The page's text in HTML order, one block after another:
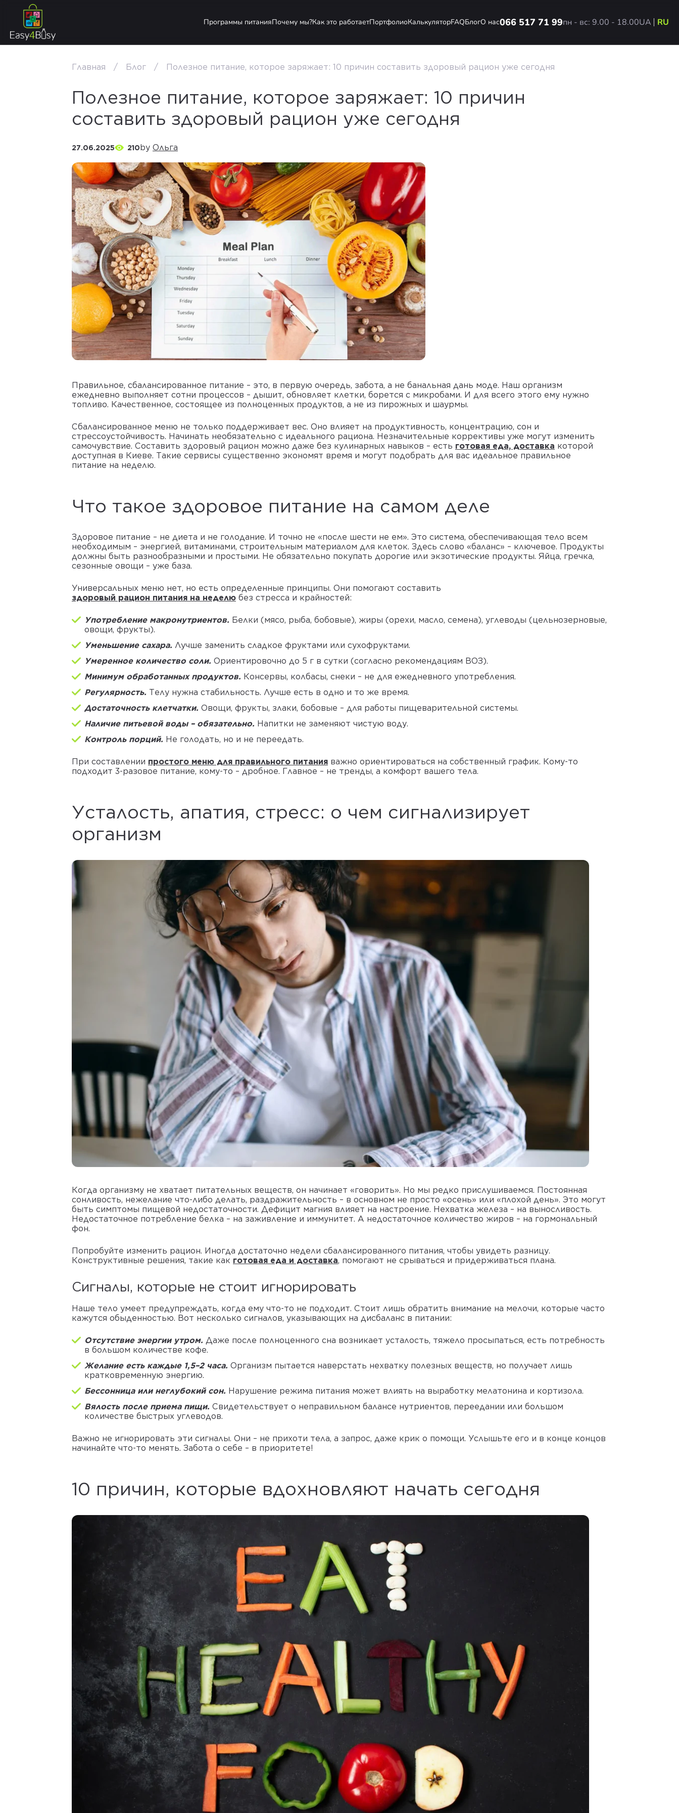
Программы питанияПочему мы?Как это работаетПортфолиоКалькуляторFAQБлогО нас066 517 71 99пн - вс: 9.00 - 18.00UA RU
Главная Блог Полезное питание, которое заряжает: 10 причин составить здоровый рацион уже сегодня
Полезное питание, которое заряжает: 10 причин
составить здоровый рацион уже сегодня
27.06.2025 210 by Ольга
Правильное, сбалансированное питание – это, в первую очередь, забота, а не банальная дань моде. Наш организм
ежедневно выполняет сотни процессов – дышит, обновляет клетки, борется с микробами. И для всего этого ему нужно
топливо. Качественное, состоящее из полноценных продуктов, а не из пирожных и шаурмы.
Сбалансированное меню не только поддерживает вес. Оно влияет на продуктивность, концентрацию, сон и
стрессоустойчивость. Начинать необязательно с идеального рациона. Незначительные коррективы уже могут изменить
самочувствие. Составить здоровый рацион можно даже без кулинарных навыков – есть готовая еда, доставка которой
доступная в Киеве. Такие сервисы существенно экономят время и могут подобрать для вас идеальное правильное
питание на неделю.
Что такое здоровое питание на самом деле
Здоровое питание – не диета и не голодание. И точно не «после шести не ем». Это система, обеспечивающая тело всем
необходимым – энергией, витаминами, строительным материалом для клеток. Здесь слово «баланс» – ключевое. Продукты
должны быть разнообразными и простыми. Не обязательно покупать дорогие или экзотические продукты. Яйца, гречка,
сезонные овощи – уже база.
Универсальных меню нет, но есть определенные принципы. Они помогают составить
здоровый рацион питания на неделю без стресса и крайностей:
Употребление макронутриентов. Белки (мясо, рыба, бобовые), жиры (орехи, масло, семена), углеводы (цельнозерновые,
овощи, фрукты).
Уменьшение сахара. Лучше заменить сладкое фруктами или сухофруктами.
Умеренное количество соли. Ориентировочно до 5 г в сутки (согласно рекомендациям ВОЗ).
Минимум обработанных продуктов. Консервы, колбасы, снеки – не для ежедневного употребления.
Регулярность. Телу нужна стабильность. Лучше есть в одно и то же время.
Достаточность клетчатки. Овощи, фрукты, злаки, бобовые – для работы пищеварительной системы.
Наличие питьевой воды – обязательно. Напитки не заменяют чистую воду.
Контроль порций. Не голодать, но и не переедать.
При составлении простого меню для правильного питания важно ориентироваться на собственный график. Кому-то
подходит 3-разовое питание, кому-то – дробное. Главное – не тренды, а комфорт вашего тела.
Усталость, апатия, стресс: о чем сигнализирует
организм
Когда организму не хватает питательных веществ, он начинает «говорить». Но мы редко прислушиваемся. Постоянная
сонливость, нежелание что-либо делать, раздражительность – в основном не просто «осень» или «плохой день». Это могут
быть симптомы пищевой недостаточности. Дефицит магния влияет на настроение. Нехватка железа – на выносливость.
Недостаточное потребление белка – на заживление и иммунитет. А недостаточное количество жиров – на гормональный
фон.
Попробуйте изменить рацион. Иногда достаточно недели сбалансированного питания, чтобы увидеть разницу.
Конструктивные решения, такие как готовая еда и доставка, помогают не срываться и придерживаться плана.
Сигналы, которые не стоит игнорировать
Наше тело умеет предупреждать, когда ему что-то не подходит. Стоит лишь обратить внимание на мелочи, которые часто
кажутся обыденностью. Вот несколько сигналов, указывающих на дисбаланс в питании:
Отсутствие энергии утром. Даже после полноценного сна возникает усталость, тяжело просыпаться, есть потребность
в большом количестве кофе.
Желание есть каждые 1,5–2 часа. Организм пытается наверстать нехватку полезных веществ, но получает лишь
кратковременную энергию.
Бессонница или неглубокий сон. Нарушение режима питания может влиять на выработку мелатонина и кортизола.
Вялость после приема пищи. Свидетельствует о неправильном балансе нутриентов, переедании или большом
количестве быстрых углеводов.
Важно не игнорировать эти сигналы. Они – не прихоти тела, а запрос, даже крик о помощи. Услышьте его и в конце концов
начинайте что-то менять. Забота о себе – в приоритете!
10 причин, которые вдохновляют начать сегодня